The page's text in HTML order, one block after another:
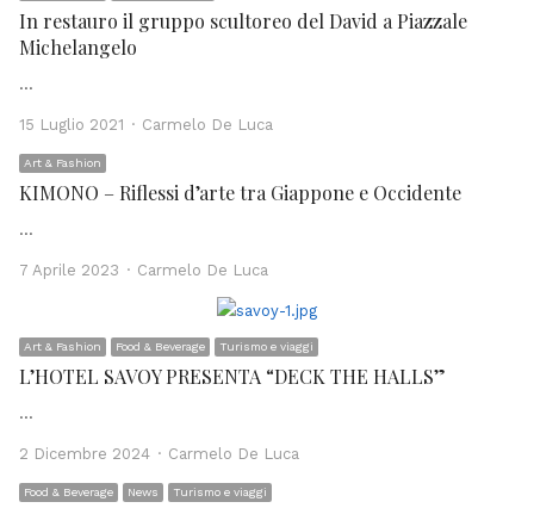
In restauro il gruppo scultoreo del David a Piazzale
Michelangelo
…
15 Luglio 2021 Author
Carmelo De Luca
Art & Fashion
KIMONO – Riflessi d’arte tra Giappone e Occidente
…
7 Aprile 2023 Author
Carmelo De Luca
Art & Fashion Food & Beverage Turismo e viaggi
L’HOTEL SAVOY PRESENTA “DECK THE HALLS”
…
2 Dicembre 2024 Author
Carmelo De Luca
Food & Beverage News Turismo e viaggi